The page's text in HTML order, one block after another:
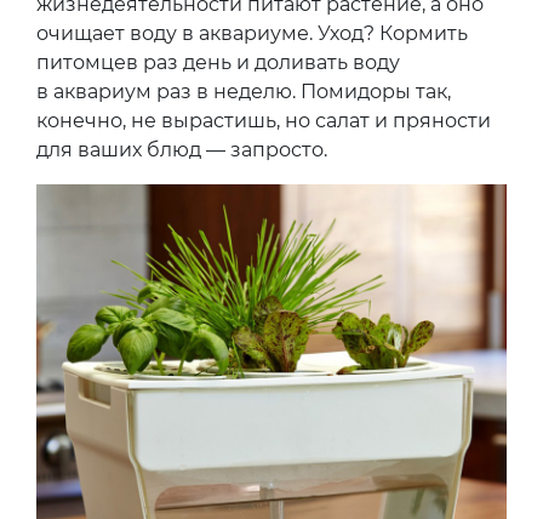
очищает воду в аквариуме. Уход? Кормить
питомцев раз день и доливать воду
в аквариум раз в неделю. Помидоры так,
конечно, не вырастишь, но салат и пряности
для ваших блюд — запросто.